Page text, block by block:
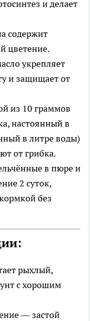
и делает
содержит
цветение.
укрепляет
и защищает от
из 10 граммов
настоянный в
в литре воды)
от грибка.
в пюре и
2 суток,
без
рыхлый,
с хорошим
— застой